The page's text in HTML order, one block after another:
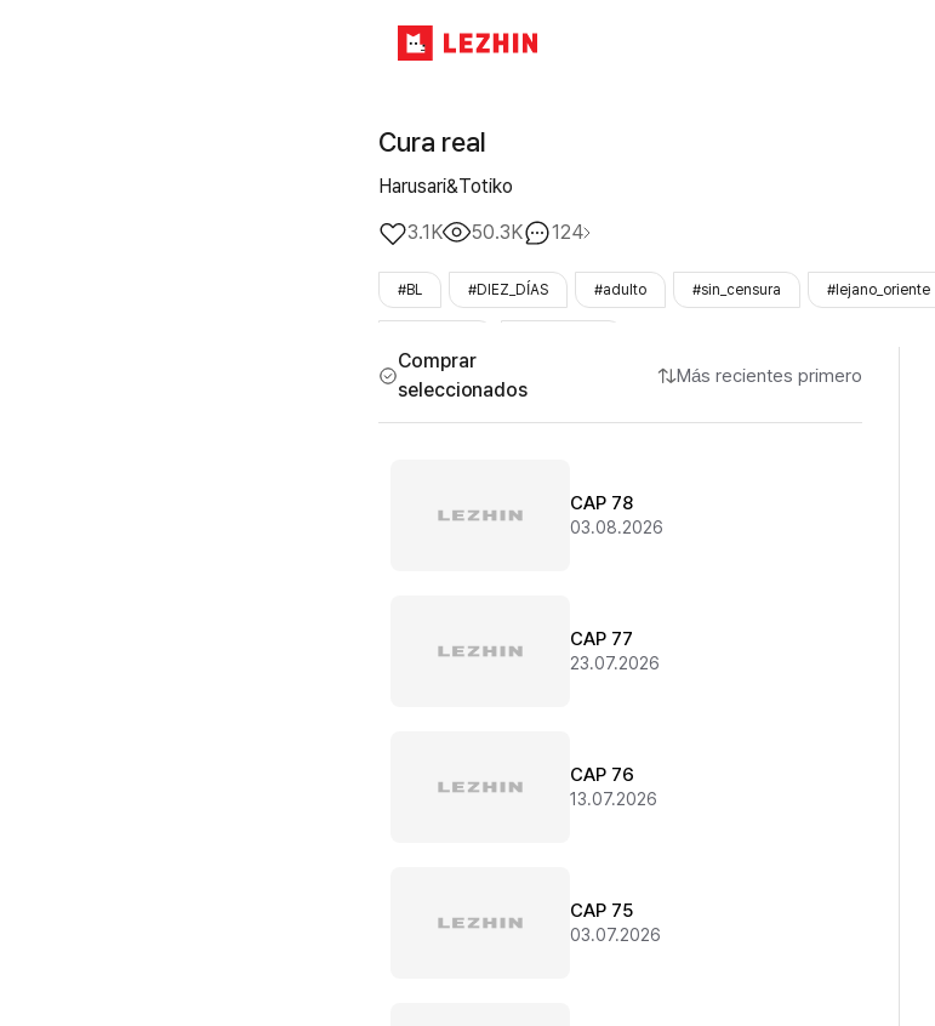
Cura real
Harusari&Totiko
3.1K
50.3K 124
#BL #DIEZ_DÍAS #adulto #sin_censura #lejano_oriente
Comprar
seleccionados
Más recientes primero
CAP 78
03.08.2026
CAP 77
23.07.2026
CAP 76
13.07.2026
CAP 75
03.07.2026